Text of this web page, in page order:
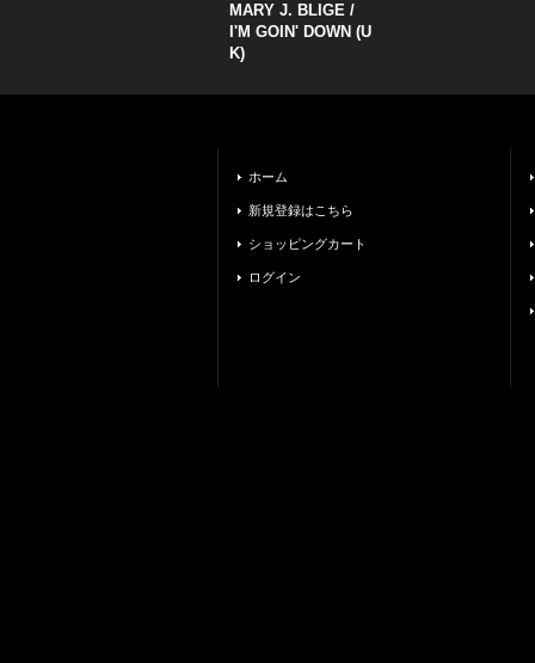
MARY J. BLIGE /
I'M GOIN' DOWN (U
K)
ホーム
新規登録はこちら
ショッピングカート
ログイン